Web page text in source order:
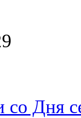
со Дня